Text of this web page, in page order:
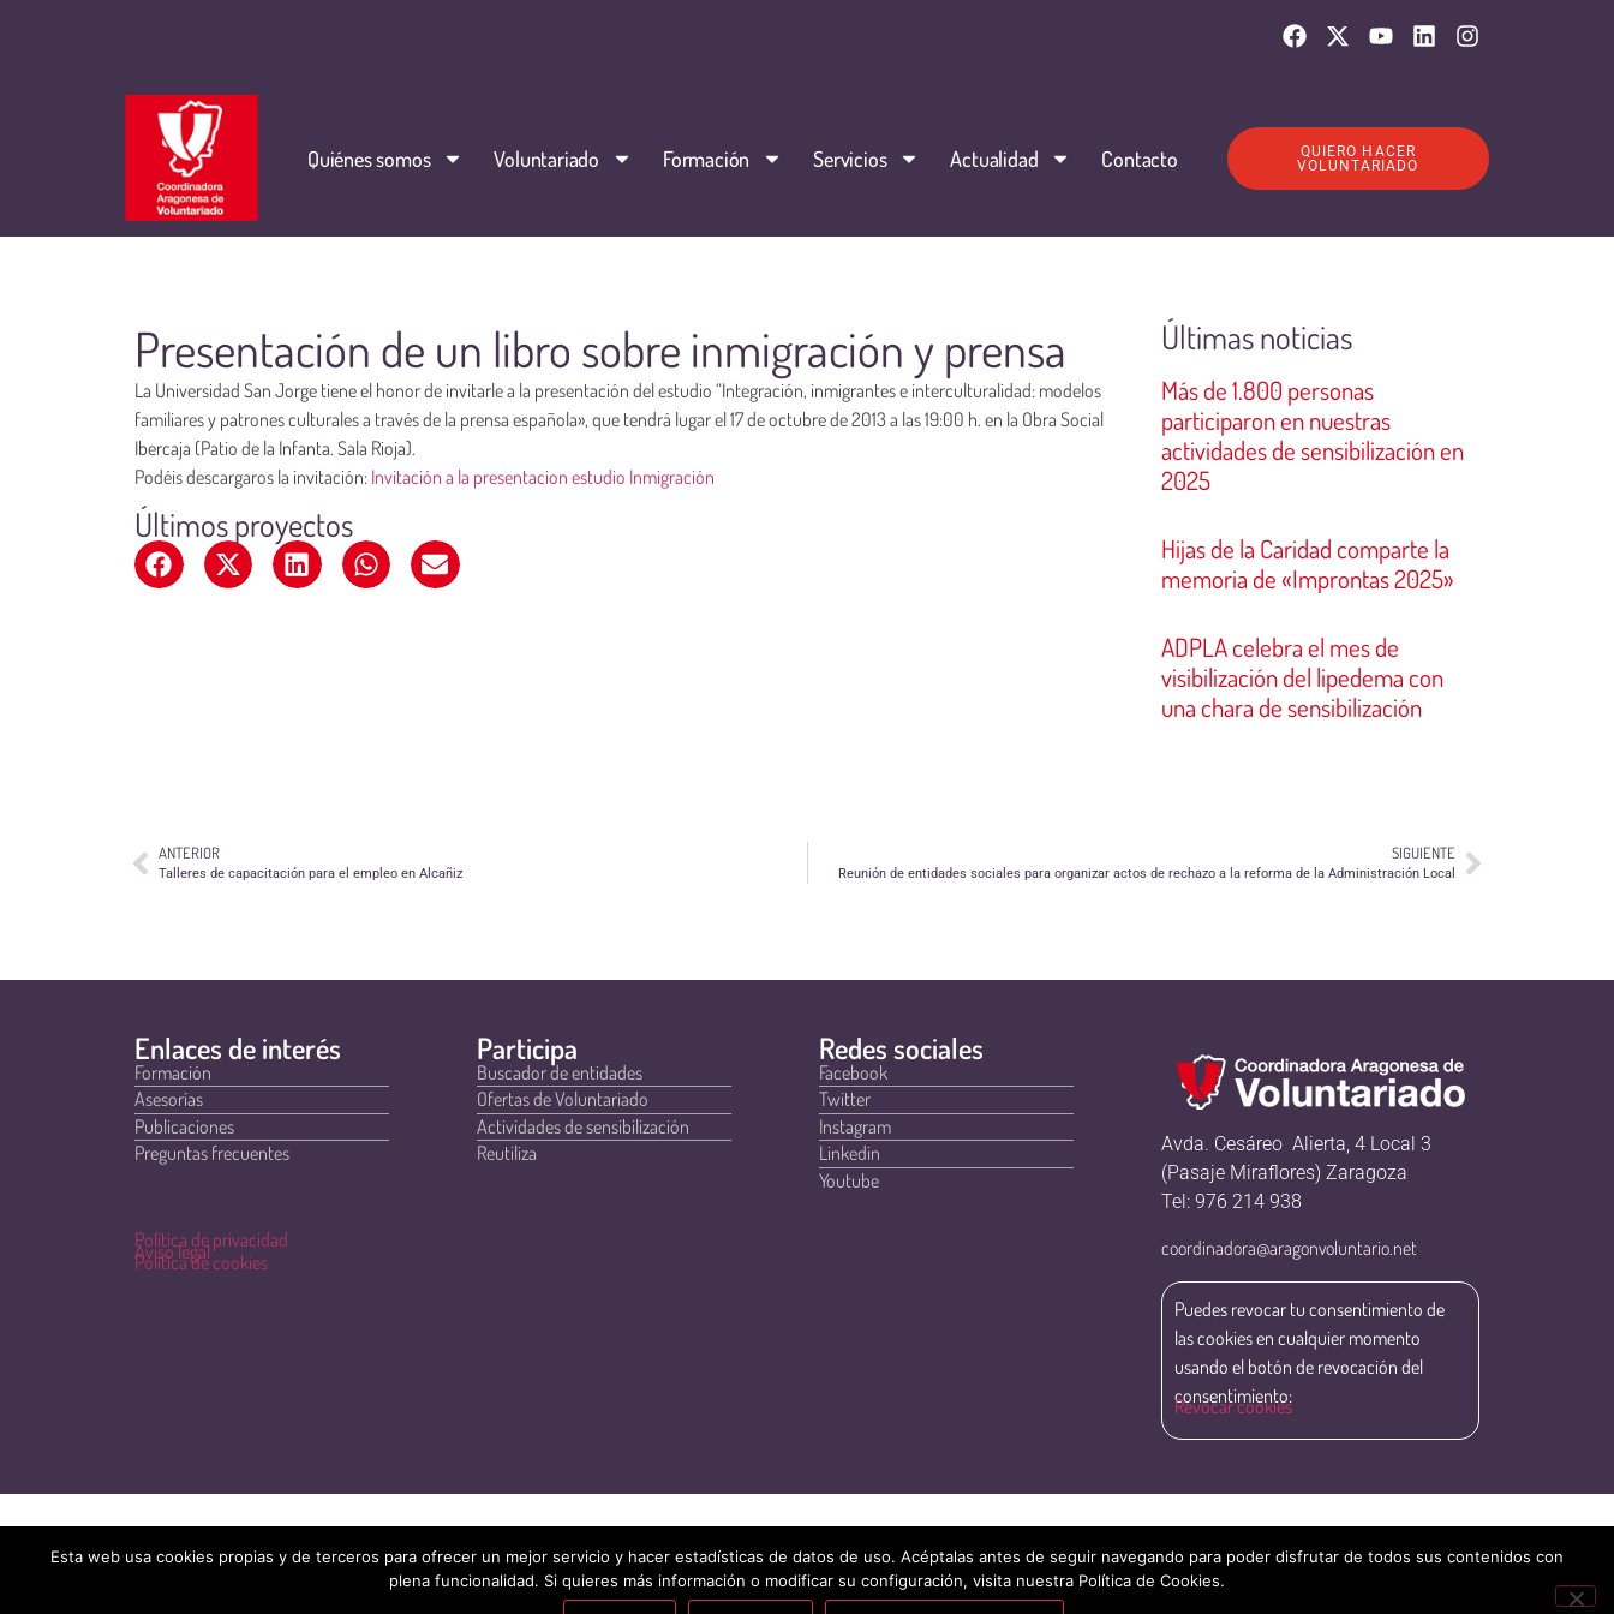
Quiénes somos Voluntariado Formación Servicios Actualidad Contacto
QUIERO HACER
VOLUNTARIADO
Presentación de un libro sobre inmigración y prensa
La Universidad San Jorge tiene el honor de invitarle a la presentación del estudio “Integración, inmigrantes e interculturalidad: modelos
familiares y patrones culturales a través de la prensa española», que tendrá lugar el 17 de octubre de 2013 a las 19:00 h. en la Obra Social
Ibercaja (Patio de la Infanta. Sala Rioja).
Podéis descargaros la invitación: Invitación a la presentacion estudio Inmigración
Últimos proyectos
Últimas noticias
Más de 1.800 personas
participaron en nuestras
actividades de sensibilización en
2025
Hijas de la Caridad comparte la
memoria de «Improntas 2025»
ADPLA celebra el mes de
visibilización del lipedema con
una chara de sensibilización
ANTERIOR
Talleres de capacitación para el empleo en Alcañiz
SIGUIENTE
Reunión de entidades sociales para organizar actos de rechazo a la reforma de la Administración Local
Enlaces de interés
Formación
Asesorías
Publicaciones
Preguntas frecuentes
Política de privacidad
Aviso legal
Política de cookies
Participa
Buscador de entidades
Ofertas de Voluntariado
Actividades de sensibilización
Reutiliza
Redes sociales
Facebook
Twitter
Instagram
Linkedin
Youtube
Avda. Cesáreo Alierta, 4 Local 3
(Pasaje Miraflores) Zaragoza
Tel: 976 214 938
coordinadora@aragonvoluntario.net
Puedes revocar tu consentimiento de
las cookies en cualquier momento
usando el botón de revocación del
consentimiento:
Revocar cookies
Esta web usa cookies propias y de terceros para ofrecer un mejor servicio y hacer estadísticas de datos de uso. Acéptalas antes de seguir navegando para poder disfrutar de todos sus contenidos con
plena funcionalidad. Si quieres más información o modificar su configuración, visita nuestra Política de Cookies.